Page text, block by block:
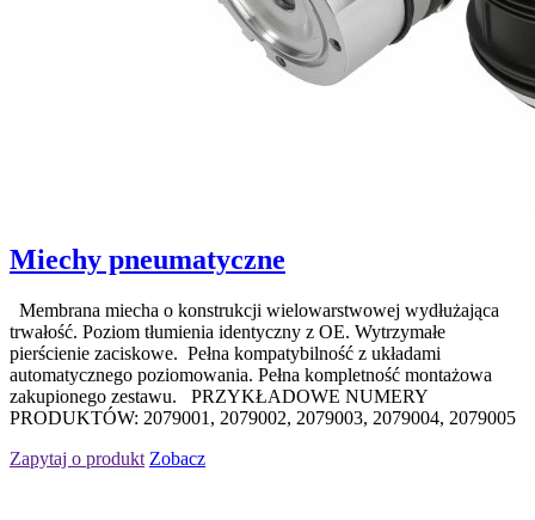
Miechy pneumatyczne
Membrana miecha o konstrukcji wielowarstwowej wydłużająca
trwałość. Poziom tłumienia identyczny z OE. Wytrzymałe
pierścienie zaciskowe. Pełna kompatybilność z układami
automatycznego poziomowania. Pełna kompletność montażowa
zakupionego zestawu. PRZYKŁADOWE NUMERY
PRODUKTÓW: 2079001, 2079002, 2079003, 2079004, 2079005
Zapytaj o produkt Zobacz